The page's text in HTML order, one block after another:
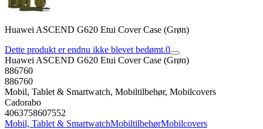
Huawei ASCEND G620 Etui Cover Case (Grøn)
Dette produkt er endnu ikke blevet bedømt.0
Huawei ASCEND G620 Etui Cover Case (Grøn)
886760
886760
Mobil, Tablet & Smartwatch, Mobiltilbehør, Mobilcovers
Cadorabo
4063758607552
Mobil, Tablet & SmartwatchMobiltilbehørMobilcovers